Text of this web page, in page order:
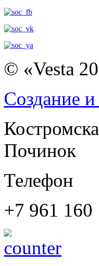
© «Vesta
Создание и
Починок
Телефон
+7 961 160